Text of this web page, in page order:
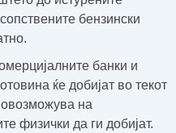
бензински
банки и
ќе добијат во текот
на
физички да ги добијат.